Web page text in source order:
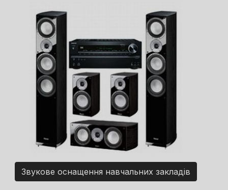
Звукове оснащення навчальних закладів